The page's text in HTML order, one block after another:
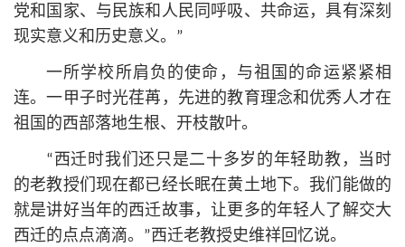
党和国家、与民族和人民同呼吸、共命运，具有深刻
现实意义和历史意义。”
一所学校所肩负的使命，与祖国的命运紧紧相
连。一甲子时光荏苒，先进的教育理念和优秀人才在
祖国的西部落地生根、开枝散叶。
“西迁时我们还只是二十多岁的年轻助教，当时
的老教授们现在都已经长眠在黄土地下。我们能做的
就是讲好当年的西迁故事，让更多的年轻人了解交大
西迁的点点滴滴。”西迁老教授史维祥回忆说。